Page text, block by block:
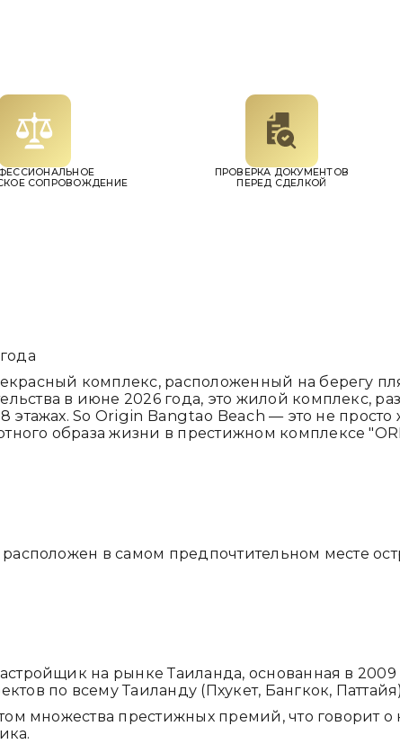
СОПРОВОЖДЕНИЕ
ПРОВЕРКА ДОКУМЕНТОВ
ПЕРЕД СДЕЛКОЙ
комплекс, расположенный на берегу
в июне 2026 года, это жилой комплекс,
этажах. So Origin Bangtao Beach — это не просто
образа жизни в престижном комплексе
в самом предпочтительном месте
на рынке Таиланда, основанная в 2009
по всему Таиланду (Пхукет, Бангкок,
множества престижных премий, что говорит